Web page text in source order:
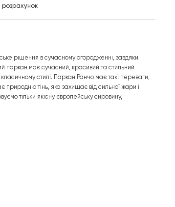
розрахунок
рішення в сучасному огородженні, завдяки
паркан має сучасний, красивий та стильний
стилі. Паркан Ранчо має такі переваги,
природню тінь, яка захищає від сильної жари і
тільки якісну європейську сировину,